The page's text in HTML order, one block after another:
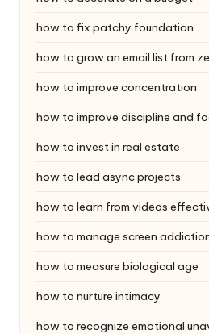
how to fix patchy foundation
how to grow an email list from
how to improve concentration
how to improve discipline and
how to invest in real estate
how to lead async projects
how to learn from videos
how to manage screen
how to measure biological age
how to nurture intimacy
how to recognize emotional